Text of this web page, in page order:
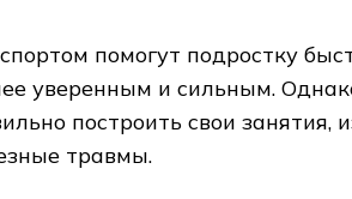
помогут подростку
уверенным и сильным.
построить свои занятия,
травмы.